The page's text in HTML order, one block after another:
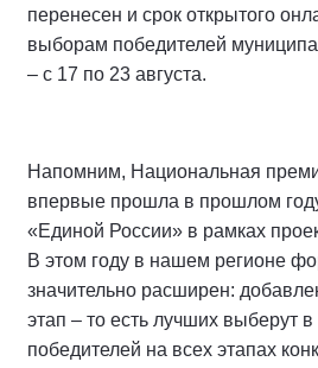
перенесен и срок открытого
выборам победителей
– с 17 по 23 августа.
Напомним, Национальная
впервые прошла в прошлом
«Единой России» в рамках
В этом году в нашем регионе
значительно расширен:
этап – то есть лучших выберут
победителей на всех этапах